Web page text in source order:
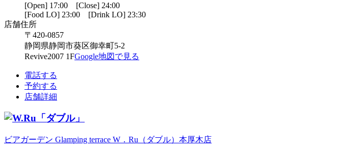
[Open] 17:00 [Close] 24:00
[Food LO] 23:00 [Drink LO] 23:30
店舗住所
〒420-0857
静岡県静岡市葵区御幸町5-2
Revive2007 1FGoogle地図で見る
電話する
予約する
店舗詳細
ビアガーデン Glamping terrace W．Ru（ダブル）本厚木店